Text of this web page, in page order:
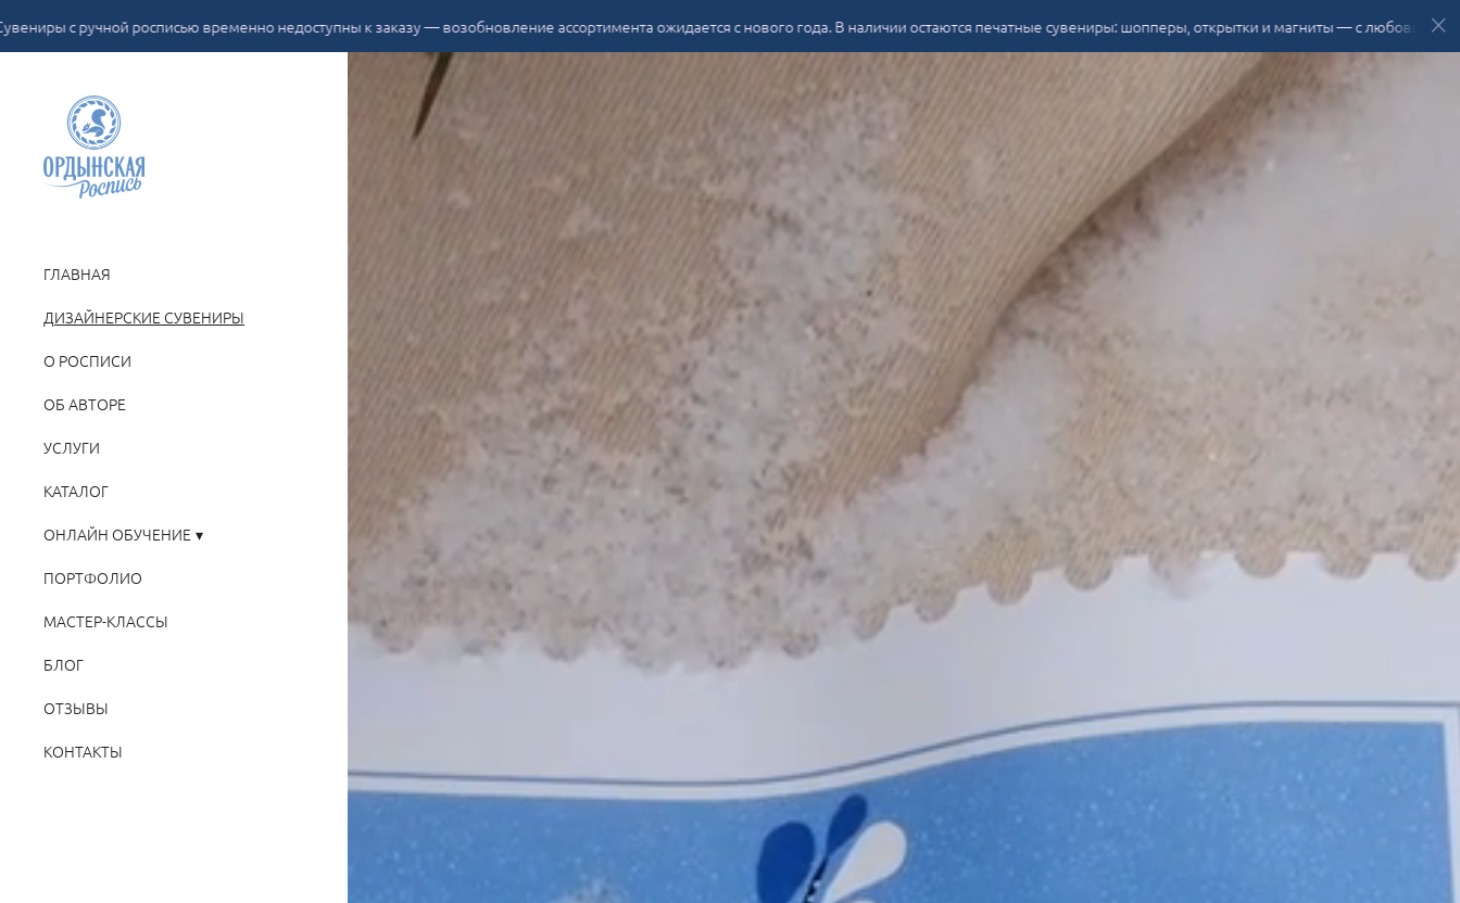
ГЛАВНАЯ
ДИЗАЙНЕРСКИЕ СУВЕНИРЫ
О РОСПИСИ
ОБ АВТОРЕ
УСЛУГИ
КАТАЛОГ
ОНЛАЙН ОБУЧЕНИЕ
ПОРТФОЛИО
МАСТЕР-КЛАССЫ
БЛОГ
ОТЗЫВЫ
КОНТАКТЫ
росписью временно недоступны к заказу — возобновление ассортимента ожидается с нового года. В наличии остаются печатные сувениры: шопперы, открытки и магниты — с любовью из Сибири 🤍